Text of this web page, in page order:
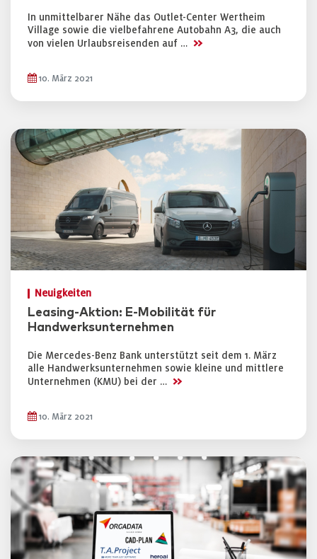
In unmittelbarer Nähe das Outlet-Center Wertheim
Village sowie die vielbefahrene Autobahn A3, die auch
von vielen Urlaubsreisenden auf … >>
10. März 2021
Neuigkeiten
Leasing-Aktion: E-Mobilität für
Handwerksunternehmen
Die Mercedes-Benz Bank unterstützt seit dem 1. März
alle Handwerksunternehmen sowie kleine und mittlere
Unternehmen (KMU) bei der … >>
10. März 2021